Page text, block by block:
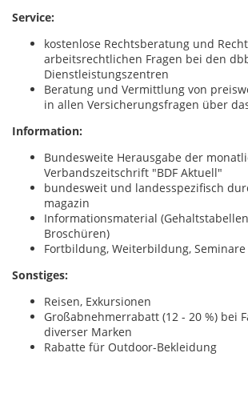
Service:
kostenlose Rechtsberatung und
arbeitsrechtlichen Fragen bei den
Dienstleistungszentren
Beratung und Vermittlung von
in allen Versicherungsfragen über
Information:
Bundesweite Herausgabe der
Verbandszeitschrift "BDF Aktuell"
bundesweit und landesspezifisch
magazin
Informationsmaterial
Broschüren)
Fortbildung, Weiterbildung,
Sonstiges:
Reisen, Exkursionen
Großabnehmerrabatt (12 - 20 %) bei
diverser Marken
Rabatte für Outdoor-Bekleidung